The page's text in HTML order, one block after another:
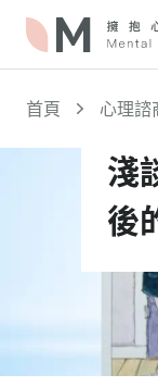
首頁 心理諮
淺
後